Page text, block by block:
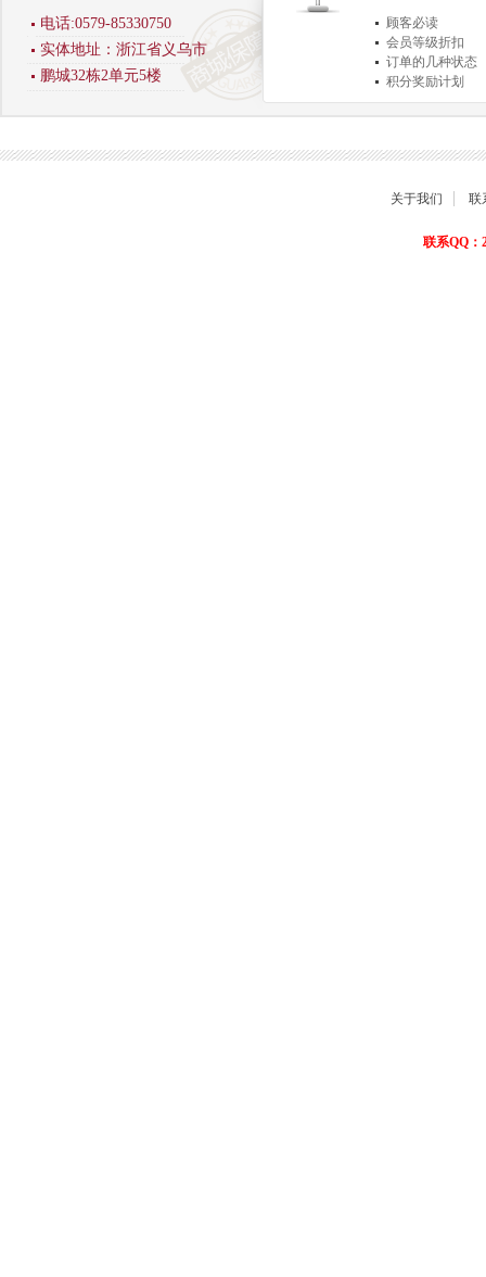
电话:0579-85330750
实体地址：浙江省义乌市
鹏城32栋2单元5楼
顾客必读
会员等级折扣
订单的几种状态
积分奖励计划
商品退货保障
关于我们 联
联系QQ：